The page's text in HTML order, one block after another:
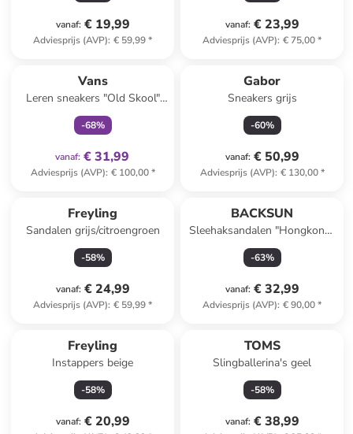
vanaf: € 19,99
Adviesprijs (AVP): € 59,99*
vanaf: € 23,99
Adviesprijs (AVP): € 75,00*
Vans
Leren sneakers "Old Skool"
bruin
-68%
vanaf: € 31,99
Adviesprijs (AVP): € 100,00*
Gabor
Sneakers grijs
-60%
vanaf: € 50,99
Adviesprijs (AVP): € 130,00*
Freyling
Sandalen grijs/citroengroen
-58%
vanaf: € 24,99
Adviesprijs (AVP): € 59,99*
BACKSUN
Sleehaksandalen "Hongkong"
goudkleurig
-63%
vanaf: € 32,99
Adviesprijs (AVP): € 90,00*
Freyling
Instappers beige
-58%
vanaf: € 20,99
TOMS
Slingballerina's geel
-58%
vanaf: € 38,99